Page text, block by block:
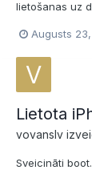
lietošanas uz
izdevīgā
apkārt un pētīt
Augusts 23,
Lietota
vovanslv
Sveicināti